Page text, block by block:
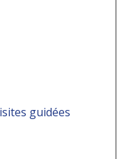
guidées